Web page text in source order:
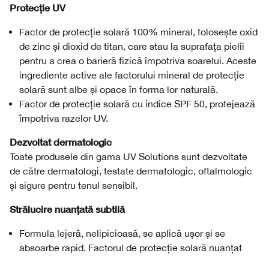
Protecție UV
Factor de protecție solară 100% mineral, folosește oxid
de zinc și dioxid de titan, care stau la suprafața pielii
pentru a crea o barieră fizică împotriva soarelui. Aceste
ingrediente active ale factorului mineral de protecție
solară sunt albe și opace în forma lor naturală.
Factor de protecție solară cu indice SPF 50, protejează
împotriva razelor UV.
Dezvoltat dermatologic
Toate produsele din gama UV Solutions sunt dezvoltate
de către dermatologi, testate dermatologic, oftalmologic
și sigure pentru tenul sensibil.
Strălucire nuanțată subtilă
Formula lejeră, nelipicioasă, se aplică ușor și se
absoarbe rapid. Factorul de protecție solară nuanțat